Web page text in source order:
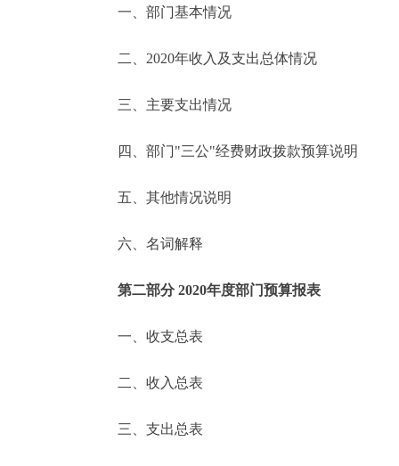
便民服务
中介服务
政民互动
12345网上接诉即办
参与调查
走进北京
一、部门基本情况
二、2020年收入及支出总体情况
三、主要支出情况
四、部门"三公"经费财政拨款预算说明
五、其他情况说明
六、名词解释
第二部分 2020年度部门预算报表
一、收支总表
二、收入总表
三、支出总表